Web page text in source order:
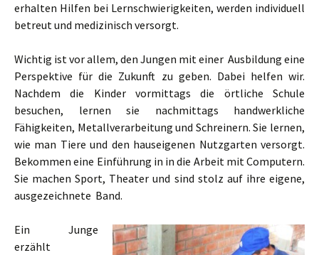
erhalten Hilfen bei Lernschwierigkeiten, werden individuell
betreut und medizinisch versorgt.
Wichtig ist vor allem, den Jungen mit einer Ausbildung eine
Perspektive für die Zukunft zu geben. Dabei helfen wir.
Nachdem die Kinder vormittags die örtliche Schule
besuchen, lernen sie nachmittags handwerkliche
Fähigkeiten, Metallverarbeitung und Schreinern. Sie lernen,
wie man Tiere und den hauseigenen Nutzgarten versorgt.
Bekommen eine Einführung in in die Arbeit mit Computern.
Sie machen Sport, Theater und sind stolz auf ihre eigene,
ausgezeichnete Band.
Ein Junge
erzählt